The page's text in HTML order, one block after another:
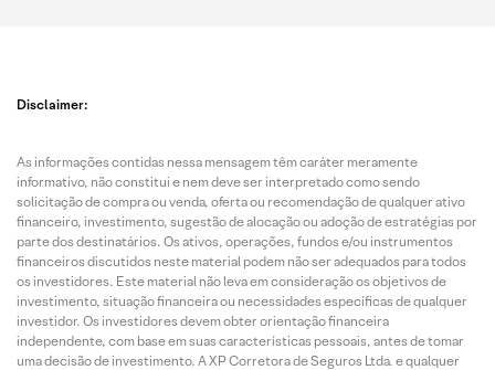
Disclaimer:
As informações contidas nessa mensagem têm caráter meramente
informativo, não constitui e nem deve ser interpretado como sendo
solicitação de compra ou venda, oferta ou recomendação de qualquer ativo
financeiro, investimento, sugestão de alocação ou adoção de estratégias por
parte dos destinatários. Os ativos, operações, fundos e/ou instrumentos
financeiros discutidos neste material podem não ser adequados para todos
os investidores. Este material não leva em consideração os objetivos de
investimento, situação financeira ou necessidades específicas de qualquer
investidor. Os investidores devem obter orientação financeira
independente, com base em suas características pessoais, antes de tomar
uma decisão de investimento. A XP Corretora de Seguros Ltda. e qualquer